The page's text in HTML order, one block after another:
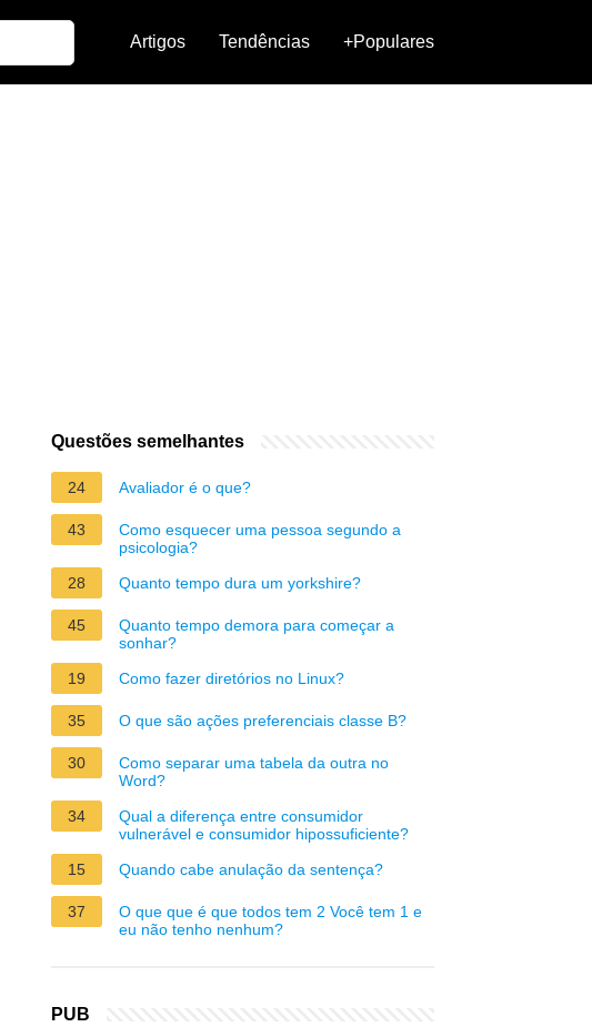
Artigos Tendências +Populares
Questões semelhantes
24 Avaliador é o que?
43
Como esquecer uma pessoa segundo a
psicologia?
28
Quanto tempo dura um yorkshire?
45
Quanto tempo demora para começar a
sonhar?
19
Como fazer diretórios no Linux?
35 O que são ações preferenciais classe B?
30
Como separar uma tabela da outra no
Word?
34
Qual a diferença entre consumidor
vulnerável e consumidor hipossuficiente?
15
Quando cabe anulação da sentença?
37
O que que é que todos tem 2 Você tem 1 e
eu não tenho nenhum?
PUB